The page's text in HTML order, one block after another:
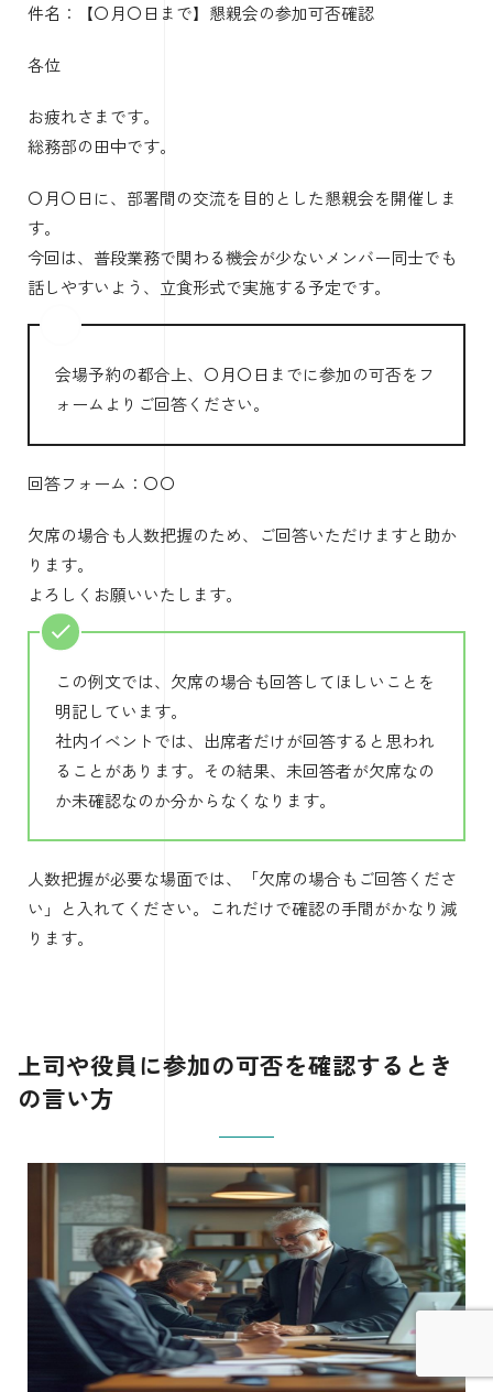
件名：【〇月〇日まで】懇親会の参加可否確認
各位
お疲れさまです。
総務部の田中です。
〇月〇日に、部署間の交流を目的とした懇親会を開催しま
す。
今回は、普段業務で関わる機会が少ないメンバー同士でも
話しやすいよう、立食形式で実施する予定です。
会場予約の都合上、〇月〇日までに参加の可否をフ
ォームよりご回答ください。
回答フォーム：〇〇
欠席の場合も人数把握のため、ご回答いただけますと助か
ります。
よろしくお願いいたします。
この例文では、欠席の場合も回答してほしいことを
明記しています。
社内イベントでは、出席者だけが回答すると思われ
ることがあります。その結果、未回答者が欠席なの
か未確認なのか分からなくなります。
人数把握が必要な場面では、「欠席の場合もご回答くださ
い」と入れてください。これだけで確認の手間がかなり減
ります。
上司や役員に参加の可否を確認するとき
の言い方